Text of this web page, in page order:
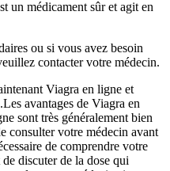
un médicament sûr et agit en
ou si vous avez besoin
contacter votre médecin.
Viagra en ligne et
avantages de Viagra en
sont très généralement bien
consulter votre médecin avant
de comprendre votre
discuter de la dose qui